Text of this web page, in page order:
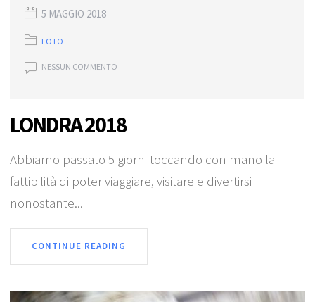
5 MAGGIO 2018
FOTO
NESSUN COMMENTO
LONDRA 2018
Abbiamo passato 5 giorni toccando con mano la
fattibilità di poter viaggiare, visitare e divertirsi
nonostante...
CONTINUE READING